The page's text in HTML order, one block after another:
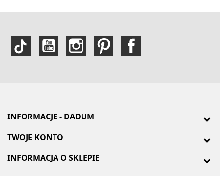
INFORMACJE - DADUM
TWOJE KONTO
INFORMACJA O SKLEPIE